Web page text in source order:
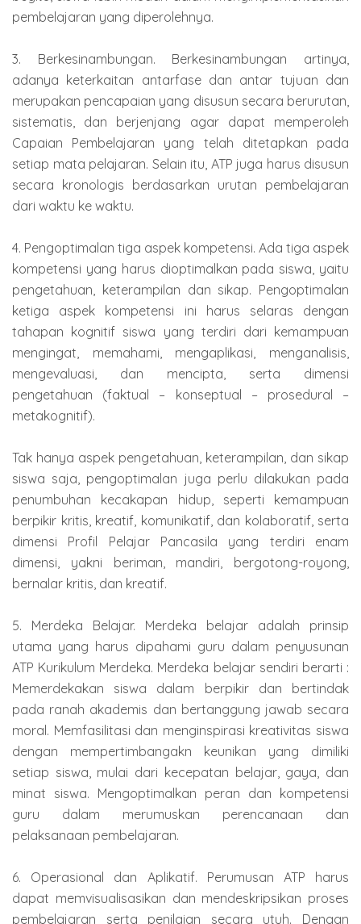
pembelajaran yang diperolehnya.
3. Berkesinambungan. Berkesinambungan artinya,
adanya keterkaitan antarfase dan antar tujuan dan
merupakan pencapaian yang disusun secara berurutan,
sistematis, dan berjenjang agar dapat memperoleh
Capaian Pembelajaran yang telah ditetapkan pada
setiap mata pelajaran. Selain itu, ATP juga harus disusun
secara kronologis berdasarkan urutan pembelajaran
dari waktu ke waktu.
4. Pengoptimalan tiga aspek kompetensi. Ada tiga aspek
kompetensi yang harus dioptimalkan pada siswa, yaitu
pengetahuan, keterampilan dan sikap. Pengoptimalan
ketiga aspek kompetensi ini harus selaras dengan
tahapan kognitif siswa yang terdiri dari kemampuan
mengingat, memahami, mengaplikasi, menganalisis,
mengevaluasi, dan mencipta, serta dimensi
pengetahuan (faktual – konseptual – prosedural –
metakognitif).
Tak hanya aspek pengetahuan, keterampilan, dan sikap
siswa saja, pengoptimalan juga perlu dilakukan pada
penumbuhan kecakapan hidup, seperti kemampuan
berpikir kritis, kreatif, komunikatif, dan kolaboratif, serta
dimensi Profil Pelajar Pancasila yang terdiri enam
dimensi, yakni beriman, mandiri, bergotong-royong,
bernalar kritis, dan kreatif.
5. Merdeka Belajar. Merdeka belajar adalah prinsip
utama yang harus dipahami guru dalam penyusunan
ATP Kurikulum Merdeka. Merdeka belajar sendiri berarti :
Memerdekakan siswa dalam berpikir dan bertindak
pada ranah akademis dan bertanggung jawab secara
moral. Memfasilitasi dan menginspirasi kreativitas siswa
dengan mempertimbangakn keunikan yang dimiliki
setiap siswa, mulai dari kecepatan belajar, gaya, dan
minat siswa. Mengoptimalkan peran dan kompetensi
guru dalam merumuskan perencanaan dan
pelaksanaan pembelajaran.
6. Operasional dan Aplikatif. Perumusan ATP harus
dapat memvisualisasikan dan mendeskripsikan proses
pembelajaran serta penilaian secara utuh. Dengan